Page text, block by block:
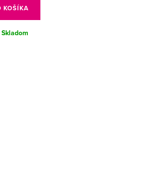
KOŠÍKA
Skladom